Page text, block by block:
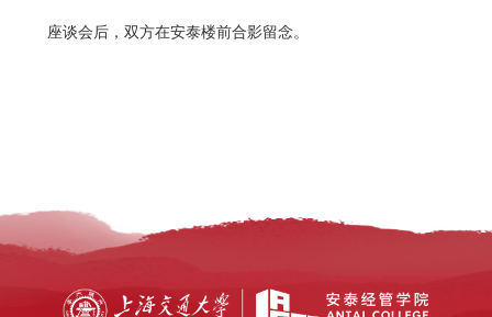
座谈会后，双方在安泰楼前合影留念。